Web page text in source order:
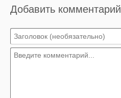
Добавить комментарий